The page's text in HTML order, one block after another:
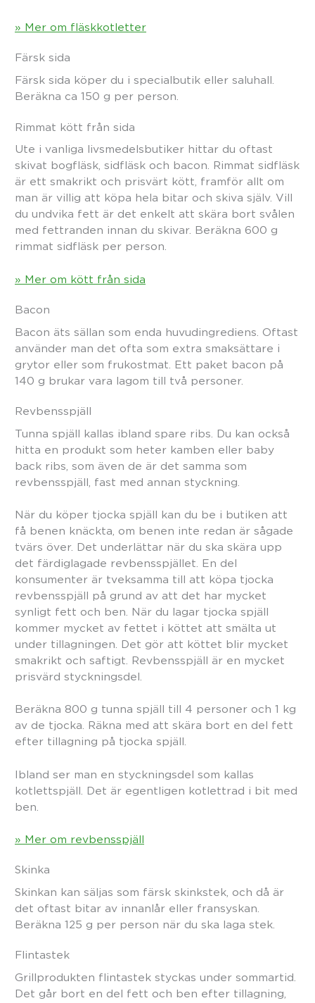
» Mer om fläskkotletter
Färsk sida
Färsk sida köper du i specialbutik eller saluhall.
Beräkna ca 150 g per person.
Rimmat kött från sida
Ute i vanliga livsmedelsbutiker hittar du oftast
skivat bogfläsk, sidfläsk och bacon. Rimmat sidfläsk
är ett smakrikt och prisvärt kött, framför allt om
man är villig att köpa hela bitar och skiva själv. Vill
du undvika fett är det enkelt att skära bort svålen
med fettranden innan du skivar. Beräkna 600 g
rimmat sidfläsk per person.
» Mer om kött från sida
Bacon
Bacon äts sällan som enda huvudingrediens. Oftast
använder man det ofta som extra smaksättare i
grytor eller som frukostmat. Ett paket bacon på
140 g brukar vara lagom till två personer.
Revbensspjäll
Tunna spjäll kallas ibland spare ribs. Du kan också
hitta en produkt som heter kamben eller baby
back ribs, som även de är det samma som
revbensspjäll, fast med annan styckning.
När du köper tjocka spjäll kan du be i butiken att
få benen knäckta, om benen inte redan är sågade
tvärs över. Det underlättar när du ska skära upp
det färdiglagade revbensspjället. En del
konsumenter är tveksamma till att köpa tjocka
revbensspjäll på grund av att det har mycket
synligt fett och ben. När du lagar tjocka spjäll
kommer mycket av fettet i köttet att smälta ut
under tillagningen. Det gör att köttet blir mycket
smakrikt och saftigt. Revbensspjäll är en mycket
prisvärd styckningsdel.
Beräkna 800 g tunna spjäll till 4 personer och 1 kg
av de tjocka. Räkna med att skära bort en del fett
efter tillagning på tjocka spjäll.
Ibland ser man en styckningsdel som kallas
kotlettspjäll. Det är egentligen kotlettrad i bit med
ben.
» Mer om revbensspjäll
Skinka
Skinkan kan säljas som färsk skinkstek, och då är
det oftast bitar av innanlår eller fransyskan.
Beräkna 125 g per person när du ska laga stek.
Flintastek
Grillprodukten flintastek styckas under sommartid.
Det går bort en del fett och ben efter tillagning,